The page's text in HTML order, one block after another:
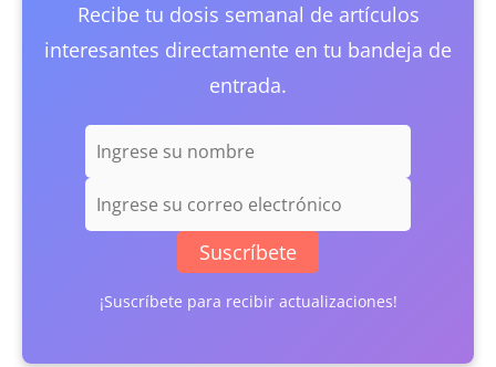
Recibe tu dosis semanal de artículos
interesantes directamente en tu bandeja de
entrada.
Suscríbete
¡Suscríbete para recibir actualizaciones!